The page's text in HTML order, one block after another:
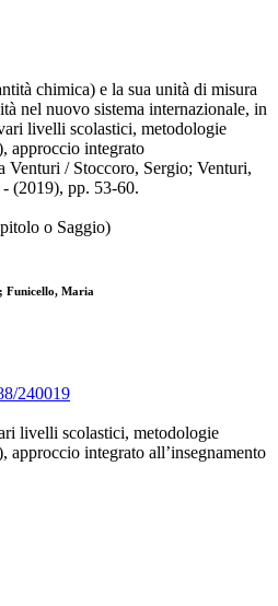
chimica) e la sua unità di misura
nel nuovo sistema internazionale, in
livelli scolastici, metodologie
approccio integrato
Venturi / Stoccoro, Sergio; Venturi,
(2019), pp. 53-60.
o Saggio)
Funicello, Maria
240019
livelli scolastici, metodologie
approccio integrato all’insegnamento